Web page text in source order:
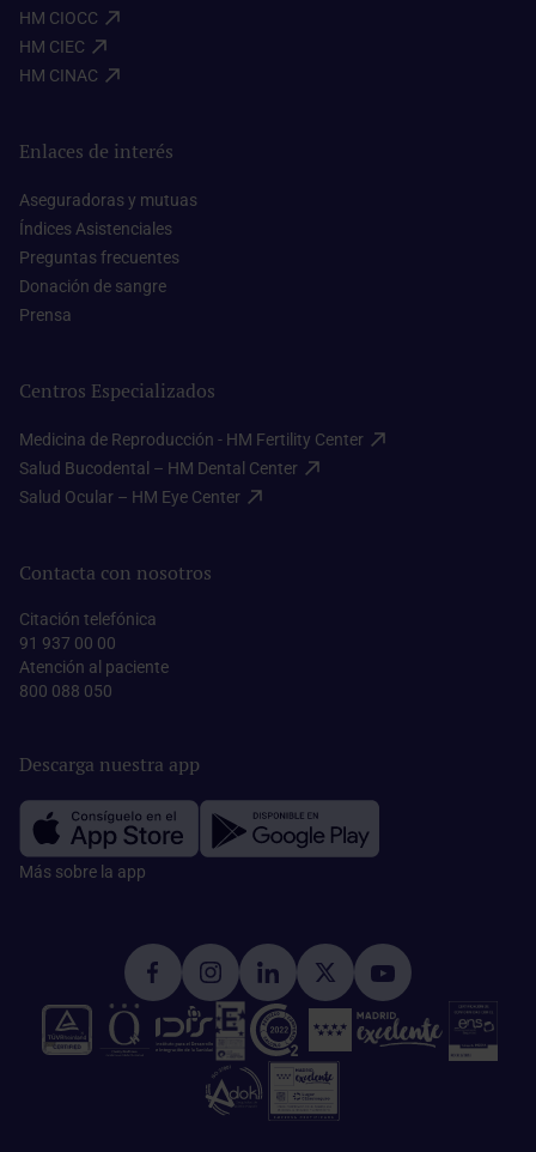
HM CIOCC​
HM CIEC​
HM CINAC​
Enlaces de interés
Aseguradoras y mutuas​
Índices Asistenciales​
Preguntas frecuentes​
Donación de sangre​
Prensa​
Centros Especializados
Medicina de Reproducción - HM Fertility Center​
Salud Bucodental – HM Dental Center​
Salud Ocular – HM Eye Center​
Contacta con nosotros
Citación telefónica
91 937 00 00
Atención al paciente
800 088 050
Descarga nuestra app
Más sobre la app​